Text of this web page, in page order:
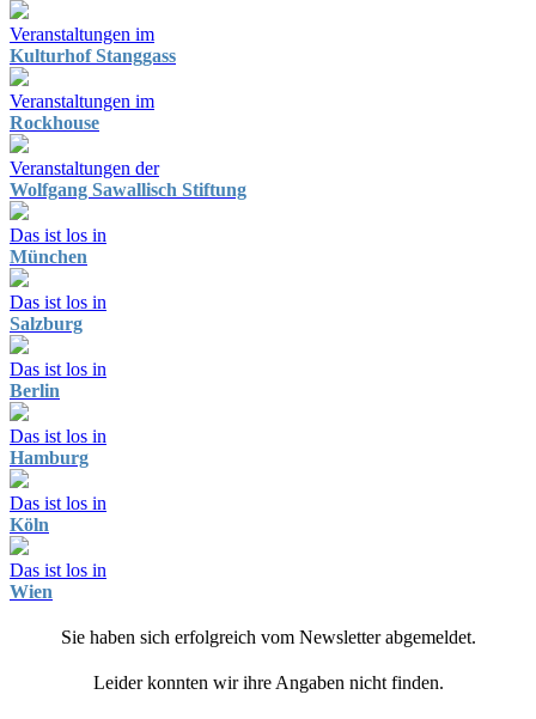
Veranstaltungen im
Kulturhof Stanggass
Veranstaltungen im
Rockhouse
Veranstaltungen der
Wolfgang Sawallisch Stiftung
Das ist los in
München
Das ist los in
Salzburg
Das ist los in
Berlin
Das ist los in
Hamburg
Das ist los in
Köln
Das ist los in
Wien
Sie haben sich erfolgreich vom Newsletter abgemeldet.
Leider konnten wir ihre Angaben nicht finden.